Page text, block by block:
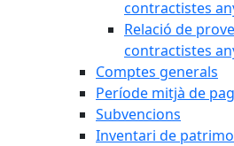
contractistes
Relació de
contractistes
Comptes generals
Període mitjà de
Subvencions
Inventari de